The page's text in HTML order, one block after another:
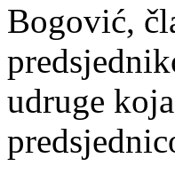
Bogović,
udruge